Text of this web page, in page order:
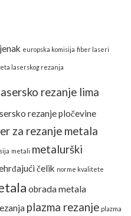
europska komisija fiber laseri
laserskog rezanja
rezanje lima
rezanje pločevine
za rezanje metala
metali metalurški
čelik norme kvalitete
obrada metala
plazma rezanje plazma